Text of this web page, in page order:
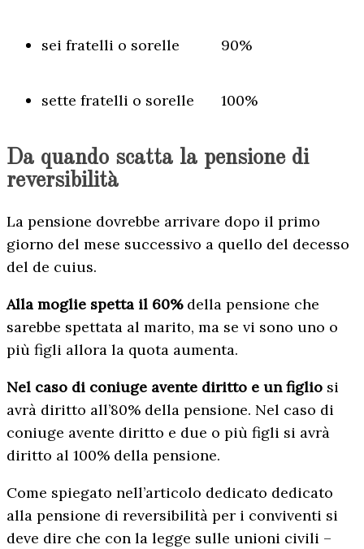
sei fratelli o sorelle 90%
sette fratelli o sorelle 100%
Da quando scatta la pensione di
reversibilità
La pensione dovrebbe arrivare dopo il primo
giorno del mese successivo a quello del decesso
del de cuius.
Alla moglie spetta il 60%della pensione che
sarebbe spettata al marito, ma se vi sono uno o
più figli allora la quota aumenta.
Nel caso di coniuge avente diritto e un figlio si
avrà diritto all’80% della pensione. Nel caso di
coniuge avente diritto e due o più figli si avrà
diritto al 100% della pensione.
Come spiegato nell’articolo dedicato dedicato
alla pensione di reversibilità per i conviventi si
deve dire che con la legge sulle unioni civili –